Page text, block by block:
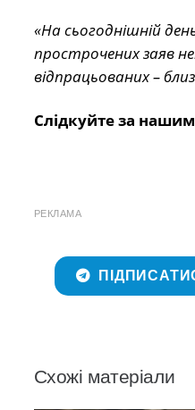
«На сьогоднішній
прострочених заяв
відпрацьованих –
Слідкуйте за
РЕКЛАМА
Схожі матеріали